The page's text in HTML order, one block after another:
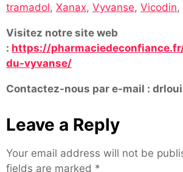
tramadol, Xanax, Vyvanse, Vicodin,
Visitez notre site web
: https://
du-vyvanse/
Contactez-nous par e-mail :
Leave a Reply
Your email address will not be
fields are marked *